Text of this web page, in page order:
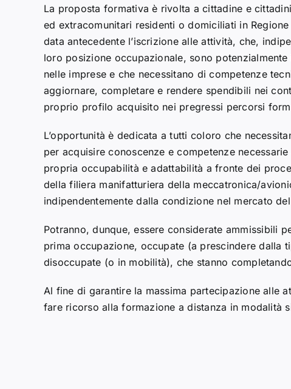
La proposta formativa è rivolta a cittadine e
ed extracomunitari residenti o domiciliati in
data antecedente l’iscrizione alle attività, che,
loro posizione occupazionale, sono potenzialmente
nelle imprese e che necessitano di competenze
aggiornare, completare e rendere spendibili nei
proprio profilo acquisito nei pregressi percorsi
L’opportunità è dedicata a tutti coloro che
per acquisire conoscenze e competenze
propria occupabilità e adattabilità a fronte dei
della filiera manifatturiera della meccatronica/
indipendentemente dalla condizione nel mercato
Potranno, dunque, essere considerate ammissibili
prima occupazione, occupate (a prescindere dalla
disoccupate (o in mobilità), che stanno
Al fine di garantire la massima partecipazione alle
fare ricorso alla formazione a distanza in modalità